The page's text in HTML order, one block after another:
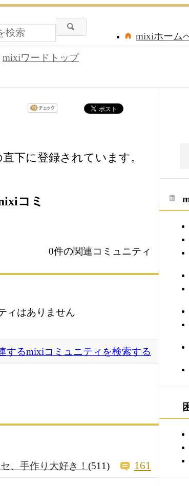
mixiホーム
mixiワードトップ
下に登録されています。
コミ
0件の関連コミュニティ
ィはありません
するmixiコミュニティを検索する
、手作り大好き！ (511) 161